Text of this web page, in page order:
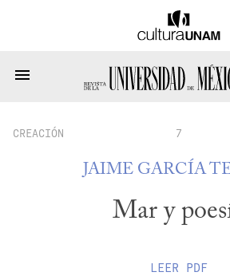
CREACIÓN 7
JAIME GARCÍA
Mar y
LEER PDF